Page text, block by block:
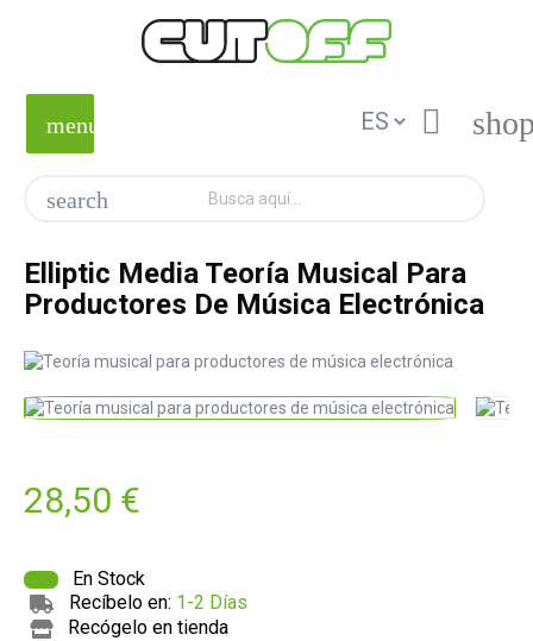
menu 
search
Elliptic Media Teoría Musical Para
Productores De Música Electrónica
28,50 €
En Stock
Recíbelo en: 1-2 Días
Recógelo en tienda